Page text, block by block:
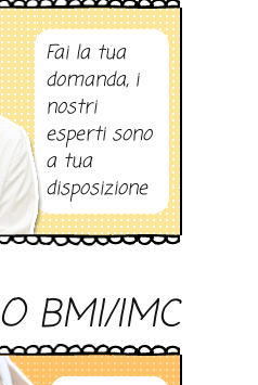
Fai la tua
domanda, i
nostri
esperti sono
a tua
disposizione
BMI/IMC